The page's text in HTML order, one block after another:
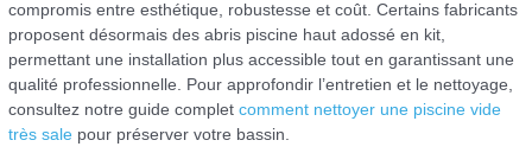
compromis entre esthétique, robustesse et coût. Certains fabricants
proposent désormais des abris piscine haut adossé en kit,
permettant une installation plus accessible tout en garantissant une
qualité professionnelle. Pour approfondir l’entretien et le nettoyage,
consultez notre guide completcomment nettoyer une piscine vide
très sale pour préserver votre bassin.